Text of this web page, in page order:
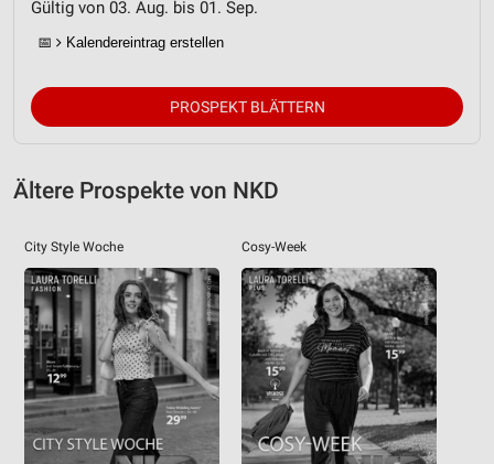
Gültig von 03. Aug. bis 01. Sep.
📅 Kalendereintrag erstellen
PROSPEKT BLÄTTERN
Ältere Prospekte von NKD
City Style Woche Cosy-Week